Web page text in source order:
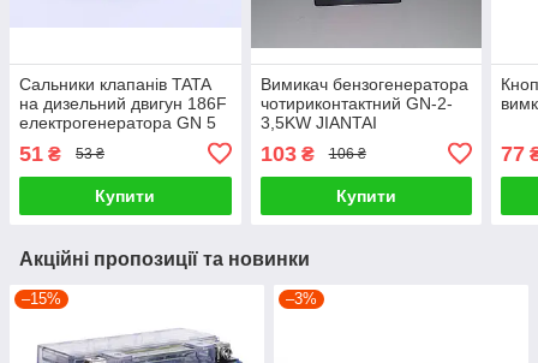
Сальники клапанів TATA
на дизельний двигун 186F
електрогенератора GN 5
51 ₴ 53 ₴
Купити
Вимикач бензогенератора
чотириконтактний GN-2-
3,5KW JIANTAI
103₴ 106 ₴
Купити
77
Акційні пропозиції та новинки
–15% –3%